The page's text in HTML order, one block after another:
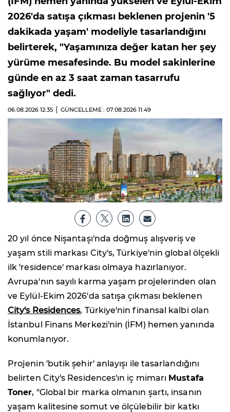
2026'da satışa çıkması beklenen projenin '5
dakikada yaşam' modeliyle tasarlandığını
belirterek, "Yaşamınıza değer katan her şey
yürüme mesafesinde. Bu model sakinlerine
günde en az 3 saat zaman tasarrufu
sağlıyor" dedi.
06.08.2026 12:35 GÜNCELLEME : 07.08.2026 11:49
20 yıl önce Nişantaşı'nda doğmuş alışveriş ve
yaşam stili markası City's, Türkiye'nin global ölçekli
ilk 'residence' markası olmaya hazırlanıyor.
Avrupa'nın sayılı karma yaşam projelerinden olan
ve Eylül-Ekim 2026'da satışa çıkması beklenen
City's Residences, Türkiye'nin finansal kalbi olan
İstanbul Finans Merkezi'nin (İFM) hemen yanında
konumlanıyor.
Projenin 'butik şehir' anlayışı ile tasarlandığını
belirten City's Residences'ın iç mimarı Mustafa
Toner, "Global bir marka olmanın şartı, insanın
yaşam kalitesine somut ve ölçülebilir bir katkı